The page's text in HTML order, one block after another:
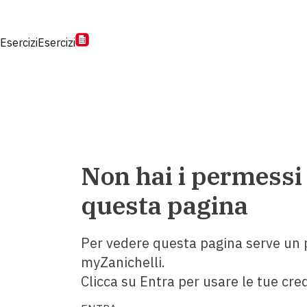
EserciziEsercizi
Non hai i
questa pagina
Per vedere questa pagina serve un
myZanichelli.
Clicca su Entra per usare le tue